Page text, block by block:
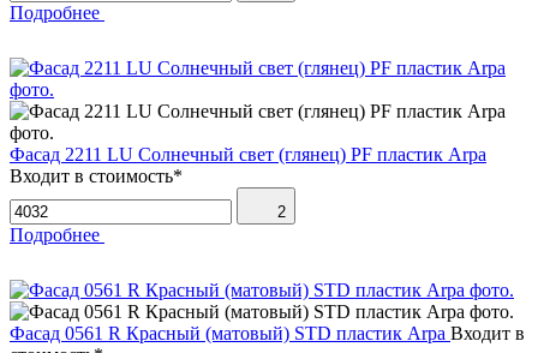
Подробнее
Фасад 2211 LU Солнечный свет (глянец) PF пластик Arpa
Входит в стоимость*
2
Подробнее
Фасад 0561 R Красный (матовый) STD пластик Arpa Входит в